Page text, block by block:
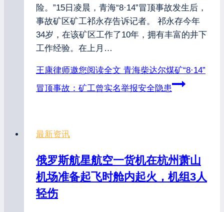
险。”15日凌晨，青海“8·14”冒顶事故发生后，
事故矿区矿工祁永存告诉记者。 祁永存今年
34岁，在该矿区工作了10年，拥有丰富的井下
工作经验。在上月…
王康律师邀您阅读全文 青海柴达尔煤矿“8·14”
冒顶事故：矿工曾实名举报安全隐患
最新资讯
俄罗斯航星航空一货机在杭州萧山
机场准备起飞时舱内起火，机组3人
轻伤